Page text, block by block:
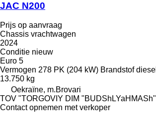
JAC N200
Prijs op aanvraag
Chassis vrachtwagen
2024
Conditie nieuw
Euro 5
Vermogen 278 PK (204 kW) Brandstof diesel
13.750 kg
Oekraïne, m.Brovari
TOV "TORGOVIY DIM "BUDShLYaHMASh"
Contact opnemen met verkoper